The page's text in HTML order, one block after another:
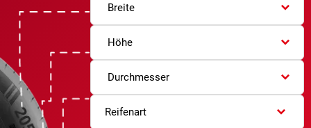
Breite
Höhe
Durchmesser
Reifenart